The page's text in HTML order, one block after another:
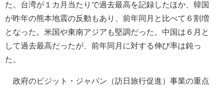
た。台湾が１カ月当たりで過去最高を記録したほか、韓国
が昨年の熊本地震の反動もあり、前年同月と比べて６割増
となった。米国や東南アジアも堅調だった。中国は６月と
して過去最高だったが、前年同月に対する伸び率は鈍っ
た。
政府のビジット・ジャパン（訪日旅行促進）事業の重点